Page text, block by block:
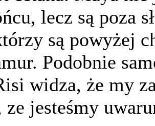
lecz są poza
są powyżej
Podobnie
widza, że my
jesteśmy